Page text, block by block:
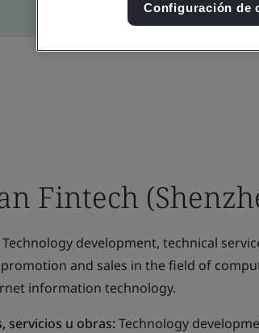
Fintech
Technology development, technical
and sales in the field of
information technology.
servicios u obras:Technology
Configuración de